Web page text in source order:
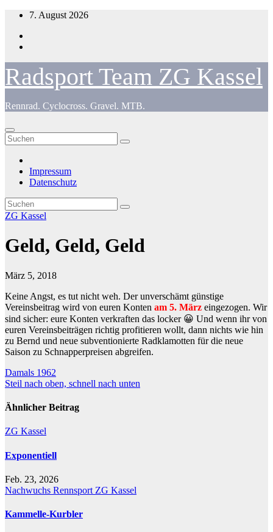
Zum
springen
7. August 2026
Radsport Team ZG Kassel
Rennrad. Cyclocross. Gravel. MTB.
Impressum
Datenschutz
ZG Kassel
Geld, Geld, Geld
März 5, 2018
Keine Angst, es tut nicht weh. Der unverschämt günstige
Vereinsbeitrag wird von euren Konten am 5. März eingezogen. Wir
sind sicher: eure Konten verkraften das locker 😀 Und wenn ihr von
euren Vereinsbeiträgen richtig profitieren wollt, dann nichts wie hin
zu Bernd und neue subventionierte Radklamotten für die neue
Saison zu Schnapperpreisen abgreifen.
Beitragsnavigation
Damals 1962
Steil nach oben, schnell nach unten
Ähnlicher Beitrag
ZG Kassel
Exponentiell
Feb. 23, 2026
Nachwuchs Rennsport ZG Kassel
Kammelle-Kurbler